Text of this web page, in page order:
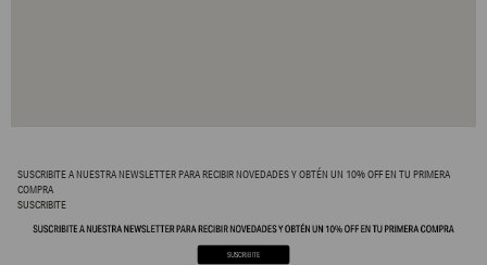
SUSCRIBITE A NUESTRA NEWSLETTER PARA RECIBIR NOVEDADES Y OBTÉN UN 10% OFF EN TU PRIMERA
COMPRA
SUSCRIBITE